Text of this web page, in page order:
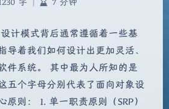
计模式背后通常遵循着一些基
导着我们如何设计出更加灵活、
件系统。 其中最为人所知的是
五个字母分别代表了面向对象设
则： 1. 单一职责原则（SRP）